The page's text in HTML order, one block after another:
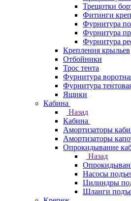
Трещотки
Фитинги
Фурнитура
Фурнитура
Фурнитура
Крепления крыльев
Отбойники
Трос тента
Фурнитура
Фурнитура
Ящики
Кабина
Назад
Кабина
Амортизаторы
Амортизаторы
Опрокидывание
Назад
Насосы
Цилиндры
Шланги